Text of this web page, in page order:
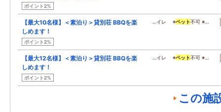
ポイント2%
【最大10名様】＜素泊り＞貸別荘 BBQを楽
しめます！
ポイント2%
…イレ ※ペット不可 ※…
【最大12名様】＜素泊り＞貸別荘 BBQを楽
しめます！
ポイント2%
…イレ ※ペット不可 ※…
この施